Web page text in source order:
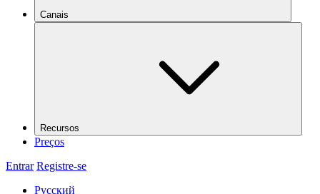
Canais
Recursos
Preços
Entrar Registre-se
Русский